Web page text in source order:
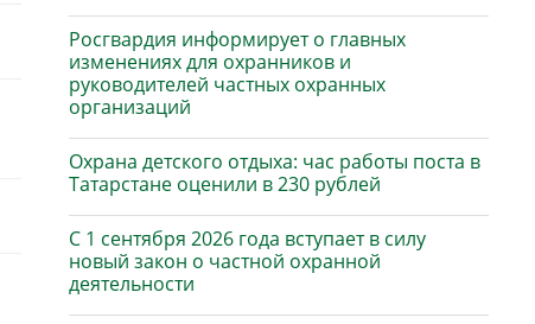
Росгвардия информирует о главных
изменениях для охранников и
руководителей частных охранных
организаций
Охрана детского отдыха: час работы поста в
Татарстане оценили в 230 рублей
С 1 сентября 2026 года вступает в силу
новый закон о частной охранной
деятельности